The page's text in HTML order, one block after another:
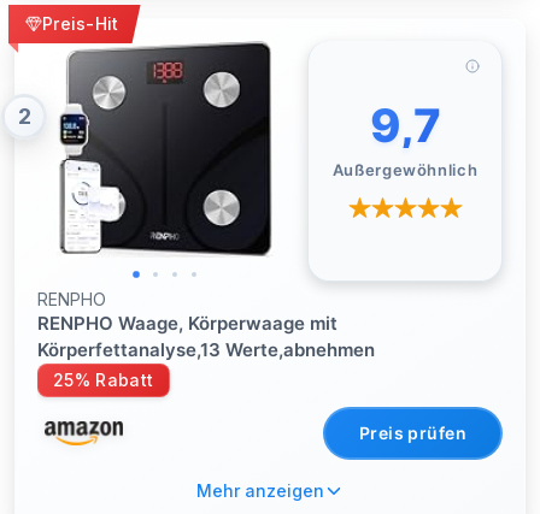
Preis-Hit
2 9,7
Außergewöhnlich
RENPHO
RENPHO Waage, Körperwaage mit
Körperfettanalyse,13 Werte,abnehmen
25% Rabatt
Preis prüfen
Mehr anzeigen